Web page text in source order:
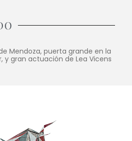
Mendoza, puerta grande en la
y gran actuación de Lea Vicens